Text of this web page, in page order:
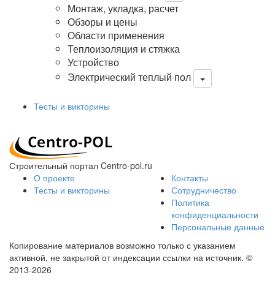
Монтаж, укладка, расчет
Обзоры и цены
Области применения
Теплоизоляция и стяжка
Устройство
Электрический теплый пол
Тесты и викторины
Строительный портал Centro-pol.ru
О проекте
Тесты и викторины
Контакты
Сотрудничество
Политика
конфиденциальности
Персональные данные
Копирование материалов возможно только с указанием
активной, не закрытой от индексации ссылки на источник. ©
2013-2026